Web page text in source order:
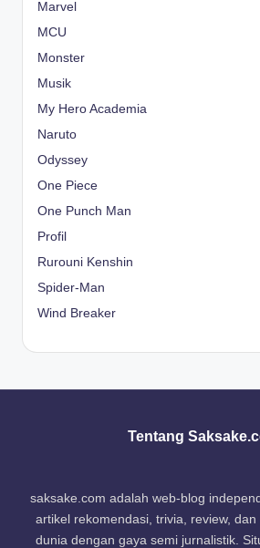
Marvel
MCU
Monster
Musik
My Hero Academia
Naruto
Odyssey
One Piece
One Punch Man
Profil
Rurouni Kenshin
Spider-Man
Wind Breaker
Tentang
saksake.com adalah web-blog
artikel rekomendasi, trivia, review, dan
dunia dengan gaya semi jurnalistik.